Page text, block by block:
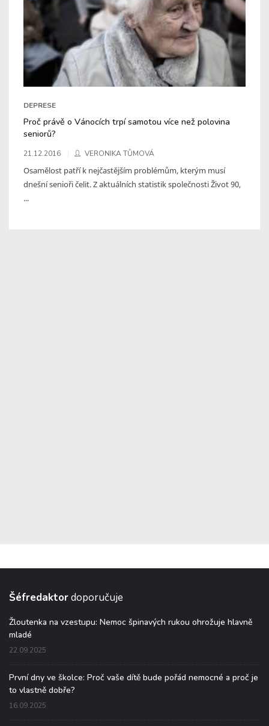
DEPRESE
Proč právě o Vánocích trpí samotou více než polovina
seniorů?
21.12.2016 VERONIKA TŮMOVÁ
Osamělost patří k nejčastějším problémům, kterým musí
dnešní senioři čelit. Z aktuálních statistik společnosti Život 90,
...
Šéfredaktordoporučuje
Žloutenka na vzestupu: Nemoc špinavých rukou ohrožuje hlavně
mladé
22.09.2025
První dny ve školce: Proč vaše dítě bude pořád nemocné a proč je
to vlastně dobře?
16.09.2025